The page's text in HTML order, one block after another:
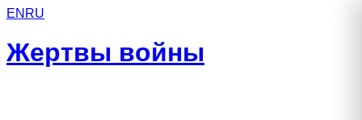
EN RU
Жертвы войны